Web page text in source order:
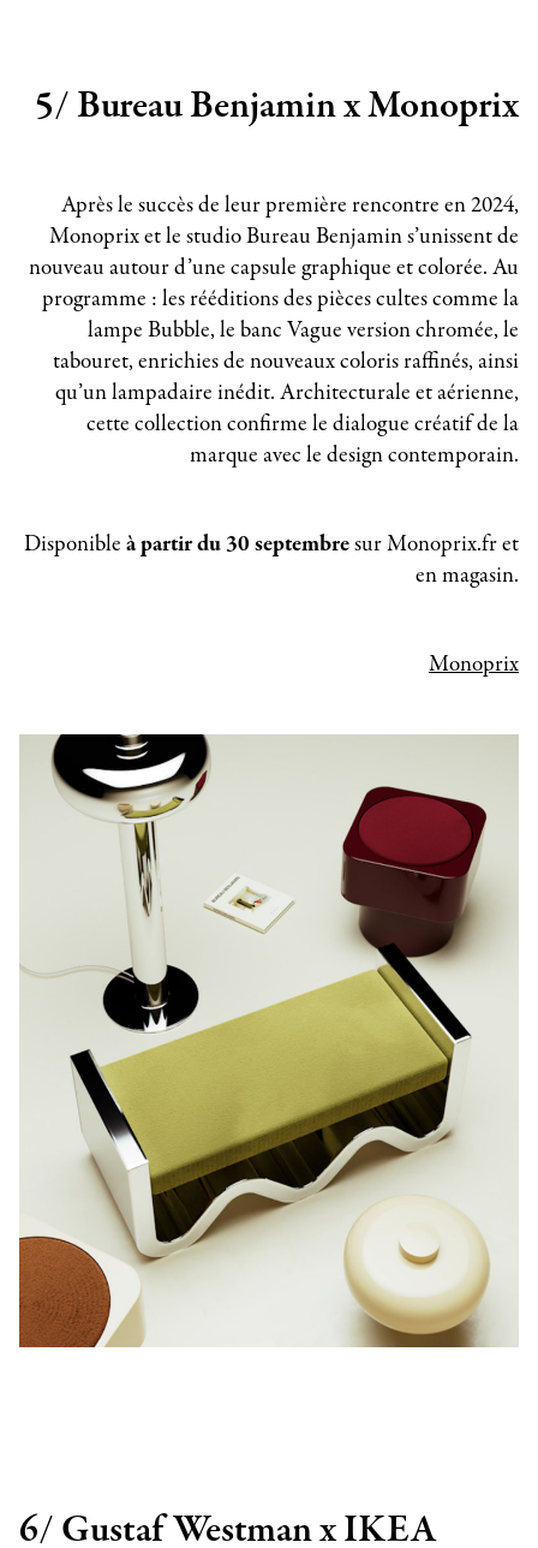
5/ Bureau Benjamin x Monoprix
Après le succès de leur première rencontre en 2024,
Monoprix et le studio Bureau Benjamin s’unissent de
nouveau autour d’une capsule graphique et colorée. Au
programme : les rééditions des pièces cultes comme la
lampe Bubble, le banc Vague version chromée, le
tabouret, enrichies de nouveaux coloris raffinés, ainsi
qu’un lampadaire inédit. Architecturale et aérienne,
cette collection confirme le dialogue créatif de la
marque avec le design contemporain.
Disponibleà partir du 30 septembresur Monoprix.fr et
en magasin.
Monoprix
6/ Gustaf Westman x IKEA